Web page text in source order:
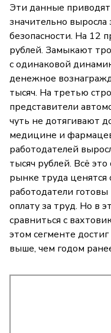
Эти данные
значительно выросла
безопасности. На 12
рублей. Замыкают
с одинаковой
денежное
тысяч. На третью
представители
чуть не дотягивают
медицине и
работодателей
тысяч рублей. Всё это
рынке труда
работодатели
оплату за труд. Но в
сравниться с
этом сегменте
выше, чем годом